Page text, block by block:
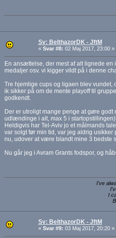
Sv: BelthazorDK - JftM
« Svar #8: 02 Maj 2017, 23:00 »
En ansættelse, der mest af alt lignede
medaljer osv. vi kigger vildt på i denne
Tre hjemlige cups og ligaen blev vundet,
ik sikker på om de mente playoff til
godkendt.
Der er utroligt mange penge at gøre
udlændinge i alt, max 5 i
Heldigvis har Tel-Aviv jo et målmands
var solgt før min tid, var jeg aldrig
nu, udover at være blandt mine 3 bedste
Nu går jeg i Avram Grants fodspor, og
I've
I
Sv: BelthazorDK - JftM
« Svar #9: 03 Maj 2017, 20:20 »